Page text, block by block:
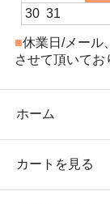
30 31
■休業日/メール
させて頂いてお
ホーム
カートを見る